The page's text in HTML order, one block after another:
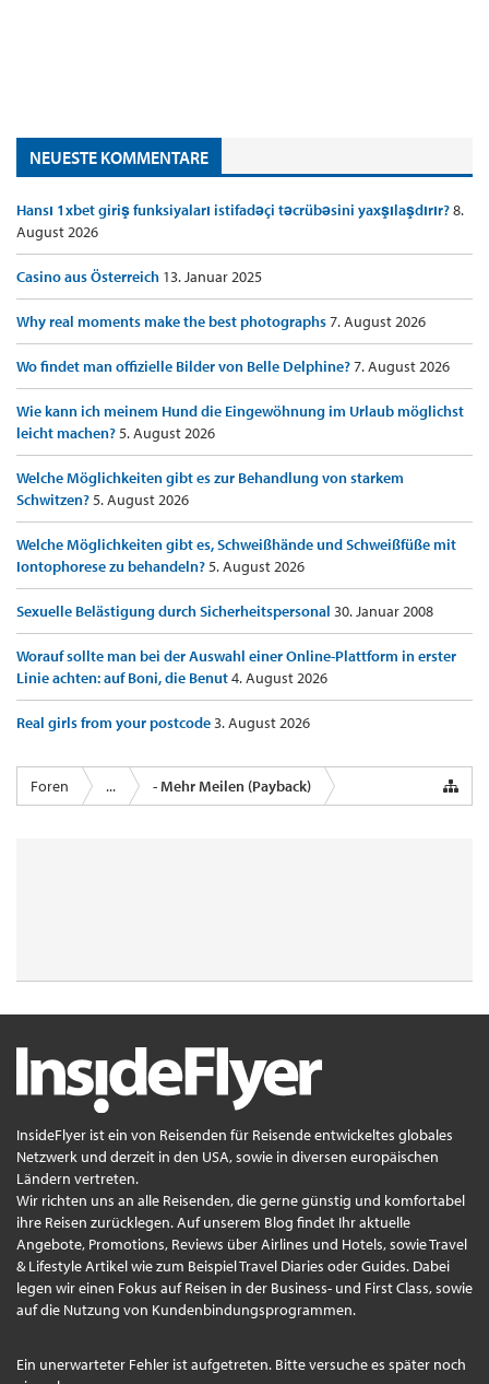
NEUESTE KOMMENTARE
Hansı 1xbet giriş funksiyaları istifadəçi təcrübəsini yaxşılaşdırır?8.
August 2026
Casino aus Österreich 13. Januar 2025
Why real moments make the best photographs7. August 2026
Wo findet man offizielle Bilder von Belle Delphine?7. August 2026
Wie kann ich meinem Hund die Eingewöhnung im Urlaub möglichst
leicht machen?5. August 2026
Welche Möglichkeiten gibt es zur Behandlung von starkem
Schwitzen?5. August 2026
Welche Möglichkeiten gibt es, Schweißhände und Schweißfüße mit
Iontophorese zu behandeln?5. August 2026
Sexuelle Belästigung durch Sicherheitspersonal 30. Januar 2008
Worauf sollte man bei der Auswahl einer Online-Plattform in erster
Linie achten: auf Boni, die Benut4. August 2026
Real girls from your postcode3. August 2026
Foren ... - Mehr Meilen (Payback)
InsideFlyer ist ein von Reisenden für Reisende entwickeltes globales
Netzwerk und derzeit in den USA, sowie in diversen europäischen
Ländern vertreten.
Wir richten uns an alle Reisenden, die gerne günstig und komfortabel
ihre Reisen zurücklegen. Auf unserem Blog findet Ihr aktuelle
Angebote, Promotions, Reviews über Airlines und Hotels, sowie Travel
& Lifestyle Artikel wie zum Beispiel Travel Diaries oder Guides. Dabei
legen wir einen Fokus auf Reisen in der Business- und First Class, sowie
auf die Nutzung von Kundenbindungsprogrammen.
Ein unerwarteter Fehler ist aufgetreten. Bitte versuche es später noch